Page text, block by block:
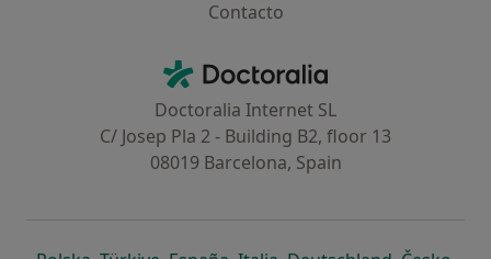
Contacto
Doctoralia - Homepage
Doctoralia Internet SL
C/ Josep Pla 2 - Building B2, floor 13
08019 Barcelona, Spain